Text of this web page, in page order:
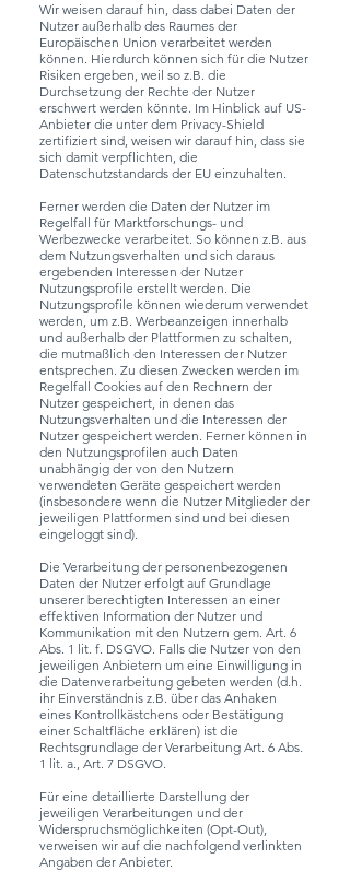
Wir weisen darauf hin, dass dabei Daten der
Nutzer außerhalb des Raumes der
Europäischen Union verarbeitet werden
können. Hierdurch können sich für die Nutzer
Risiken ergeben, weil so z.B. die
Durchsetzung der Rechte der Nutzer
erschwert werden könnte. Im Hinblick auf US-
Anbieter die unter dem Privacy-Shield
zertifiziert sind, weisen wir darauf hin, dass sie
sich damit verpflichten, die
Datenschutzstandards der EU einzuhalten.
Ferner werden die Daten der Nutzer im
Regelfall für Marktforschungs- und
Werbezwecke verarbeitet. So können z.B. aus
dem Nutzungsverhalten und sich daraus
ergebenden Interessen der Nutzer
Nutzungsprofile erstellt werden. Die
Nutzungsprofile können wiederum verwendet
werden, um z.B. Werbeanzeigen innerhalb
und außerhalb der Plattformen zu schalten,
die mutmaßlich den Interessen der Nutzer
entsprechen. Zu diesen Zwecken werden im
Regelfall Cookies auf den Rechnern der
Nutzer gespeichert, in denen das
Nutzungsverhalten und die Interessen der
Nutzer gespeichert werden. Ferner können in
den Nutzungsprofilen auch Daten
unabhängig der von den Nutzern
verwendeten Geräte gespeichert werden
(insbesondere wenn die Nutzer Mitglieder der
jeweiligen Plattformen sind und bei diesen
eingeloggt sind).
Die Verarbeitung der personenbezogenen
Daten der Nutzer erfolgt auf Grundlage
unserer berechtigten Interessen an einer
effektiven Information der Nutzer und
Kommunikation mit den Nutzern gem. Art. 6
Abs. 1 lit. f. DSGVO. Falls die Nutzer von den
jeweiligen Anbietern um eine Einwilligung in
die Datenverarbeitung gebeten werden (d.h.
ihr Einverständnis z.B. über das Anhaken
eines Kontrollkästchens oder Bestätigung
einer Schaltfläche erklären) ist die
Rechtsgrundlage der Verarbeitung Art. 6 Abs.
1 lit. a., Art. 7 DSGVO.
Für eine detaillierte Darstellung der
jeweiligen Verarbeitungen und der
Widerspruchsmöglichkeiten (Opt-Out),
verweisen wir auf die nachfolgend verlinkten
Angaben der Anbieter.